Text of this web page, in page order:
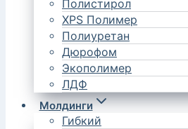
Полистирол
XPS Полимер
Полиуретан
Дюрофом
Экополимер
ЛДФ
Молдинги
Гибкий